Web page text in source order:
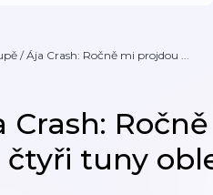
/ Ája Crash: Ročně mi projdou ...
Crash:
tuny